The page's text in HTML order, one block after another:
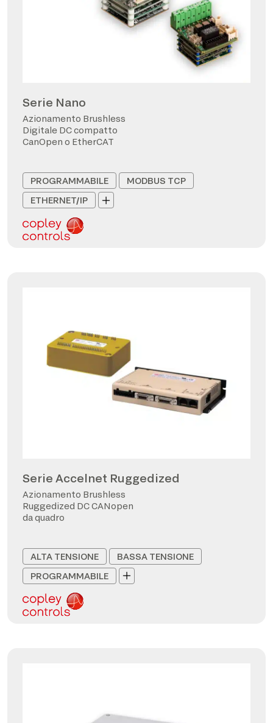
Serie Nano
Azionamento Brushless
Digitale DC compatto
CanOpen o EtherCAT
PROGRAMMABILE
MODBUS TCP
ETHERNET/IP
Serie Accelnet Ruggedized
Azionamento Brushless
Ruggedized DC CANopen
da quadro
ALTA TENSIONE
BASSA TENSIONE
PROGRAMMABILE